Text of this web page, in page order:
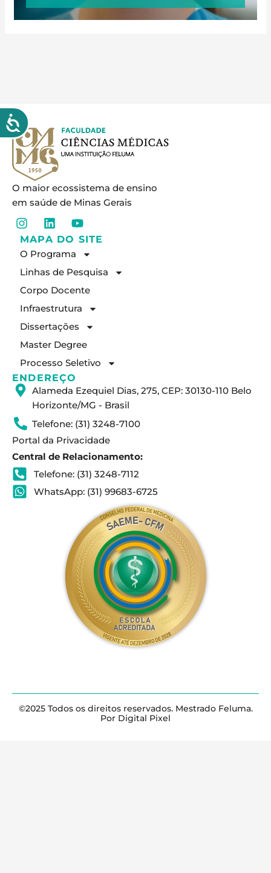
O maior ecossistema de ensino
em saúde de Minas Gerais
I
n
s
t
a
g
r
a
m
L
i
n
k
e
d
i
n
Y
o
u
u
b
e
MAPA DO SITE
O Programa
Linhas de Pesquisa
Corpo Docente
Infraestrutura
Dissertações
Master Degree
Processo Seletivo
ENDEREÇO
Alameda Ezequiel Dias, 275, CEP: 30130-110 Belo
Horizonte/MG - Brasil
Telefone: (31) 3248-7100
Portal da Privacidade
Central de Relacionamento:
Telefone: (31) 3248-7112
WhatsApp: (31) 99683-6725
©2025 Todos os direitos reservados. Mestrado Feluma.
Por Digital Pixel